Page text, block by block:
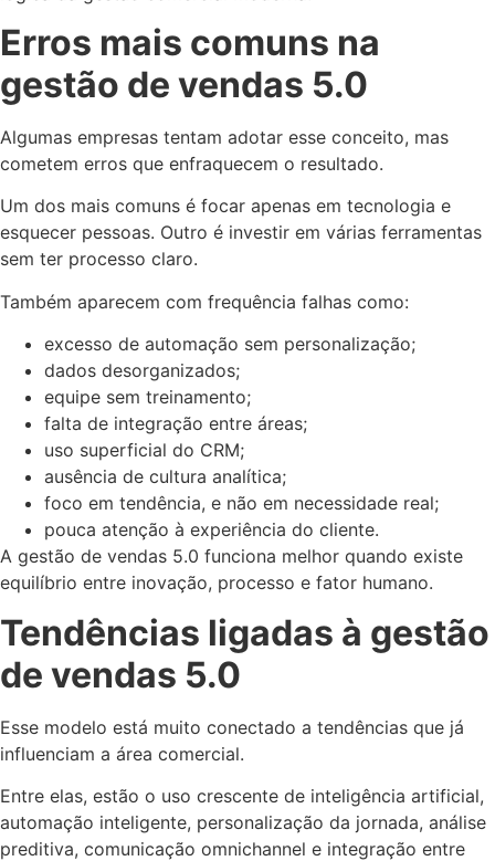
Erros mais comuns na
gestão de vendas 5.0
Algumas empresas tentam adotar esse conceito, mas
cometem erros que enfraquecem o resultado.
Um dos mais comuns é focar apenas em tecnologia e
esquecer pessoas. Outro é investir em várias ferramentas
sem ter processo claro.
Também aparecem com frequência falhas como:
excesso de automação sem personalização;
dados desorganizados;
equipe sem treinamento;
falta de integração entre áreas;
uso superficial do CRM;
ausência de cultura analítica;
foco em tendência, e não em necessidade real;
pouca atenção à experiência do cliente.
A gestão de vendas 5.0 funciona melhor quando existe
equilíbrio entre inovação, processo e fator humano.
Tendências ligadas à gestão
de vendas 5.0
Esse modelo está muito conectado a tendências que já
influenciam a área comercial.
Entre elas, estão o uso crescente de inteligência artificial,
automação inteligente, personalização da jornada, análise
preditiva, comunicação omnichannel e integração entre